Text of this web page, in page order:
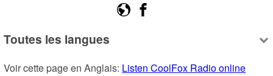
Toutes les langues
Voir cette page en Anglais: Listen CoolFox Radio online